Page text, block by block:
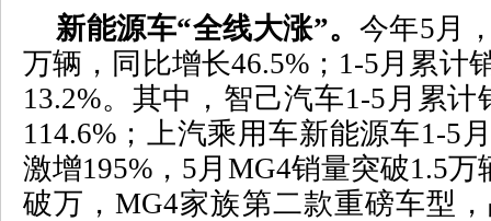
新能源车“全线大涨”。 今年5月
万辆，同比增长46.5% ； 1-5月累计
13.2%。其中，智己汽车1-5 月累计
114.6% ；上汽乘用车新能源车1-5
激增195% ， 5月 MG4销量突破1.5万
破万，MG4家族第二款重磅车型